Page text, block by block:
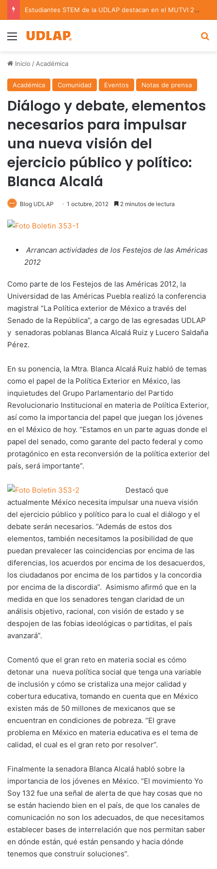
Estudiantes STEM de la UDLAP destacan en el MUTVI 2026
Menu
Inicio / Académica
Académica Comunidad Eventos Notas de prensa
Diálogo y debate, elementos
necesarios para impulsar
una nueva visión del
ejercicio público y político:
Blanca Alcalá
Blog UDLAP 1 octubre, 2012 2 minutos de lectura
Arrancan actividades de los Festejos de las Américas
2012
Como parte de los Festejos de las Américas 2012, la
Universidad de las Américas Puebla realizó la conferencia
magistral “La Política exterior de México a través del
Senado de la República”, a cargo de las egresadas UDLAP
y senadoras poblanas Blanca Alcalá Ruiz y Lucero Saldaña
Pérez.
En su ponencia, la Mtra. Blanca Alcalá Ruiz habló de temas
como el papel de la Política Exterior en México, las
inquietudes del Grupo Parlamentario del Partido
Revolucionario Institucional en materia de Política Exterior,
así como la importancia del papel que juegan los jóvenes
en el México de hoy. “Estamos en un parte aguas donde el
papel del senado, como garante del pacto federal y como
protagónico en esta reconversión de la política exterior del
país, será importante”.
Destacó que
actualmente México necesita impulsar una nueva visión
del ejercicio público y político para lo cual el diálogo y el
debate serán necesarios. “Además de estos dos
elementos, también necesitamos la posibilidad de que
puedan prevalecer las coincidencias por encima de las
diferencias, los acuerdos por encima de los desacuerdos,
los ciudadanos por encima de los partidos y la concordia
por encima de la discordia”. Asimismo afirmó que en la
medida en que los senadores tengan claridad de un
análisis objetivo, racional, con visión de estado y se
despojen de las fobias ideológicas o partiditas, el país
avanzará”.
Comentó que el gran reto en materia social es cómo
detonar una nueva política social que tenga una variable
de inclusión y cómo se cristaliza una mejor calidad y
cobertura educativa, tomando en cuenta que en México
existen más de 50 millones de mexicanos que se
encuentran en condiciones de pobreza. “El grave
problema en México en materia educativa es el tema de
calidad, el cual es el gran reto por resolver”.
Finalmente la senadora Blanca Alcalá habló sobre la
importancia de los jóvenes en México. “El movimiento Yo
Soy 132 fue una señal de alerta de que hay cosas que no
se están haciendo bien en el país, de que los canales de
comunicación no son los adecuados, de que necesitamos
establecer bases de interrelación que nos permitan saber
en dónde están, qué están pensando y hacia dónde
tenemos que construir soluciones”.